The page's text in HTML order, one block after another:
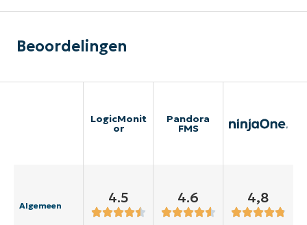
Beoordelingen
LogicMonit
or
Pandora
FMS
Algemeen 4.5 4.6 4,8